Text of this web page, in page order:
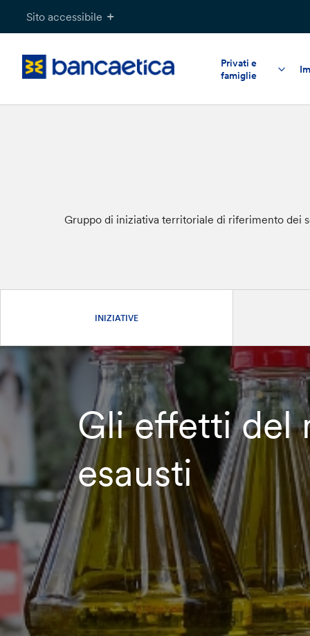
Sito accessibile
Privati e
famiglie
Gruppo di iniziativa territoriale di riferimento dei
INIZIATIVE
Gli effetti del
esausti